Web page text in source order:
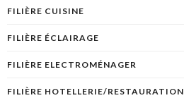
FILIÈRE CUISINE
FILIÈRE ÉCLAIRAGE
FILIÈRE ELECTROMÉNAGER
FILIÈRE HOTELLERIE/RESTAURATION